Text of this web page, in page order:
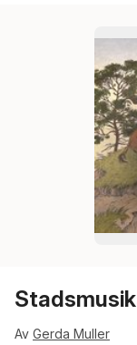
Av Gerda Muller